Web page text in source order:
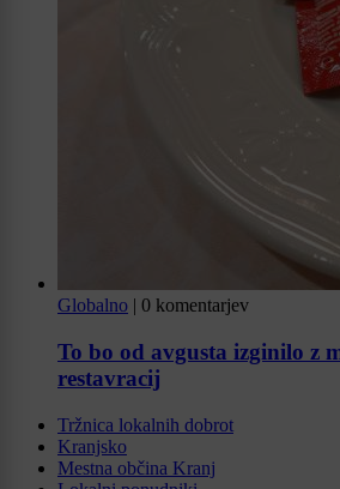
Globalno | 0 komentarjev
To bo od avgusta izginilo z
restavracij
Tržnica lokalnih dobrot
Kranjsko
Mestna občina Kranj